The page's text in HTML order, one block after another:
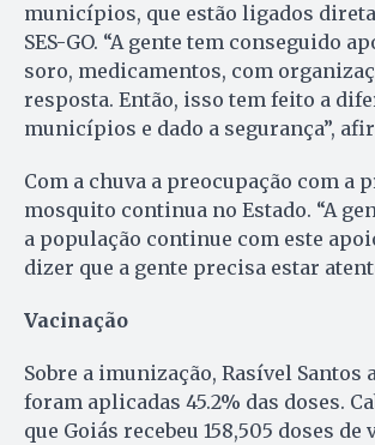
municípios, que estão ligados
SES-GO. “A gente tem conseguido
soro, medicamentos, com
resposta. Então, isso tem feito a
municípios e dado a segurança”,
Com a chuva a preocupação com a
mosquito continua no Estado. “A
a população continue com este
dizer que a gente precisa estar
Vacinação
Sobre a imunização, Rasível Santos
foram aplicadas 45.2% das doses.
que Goiás recebeu 158,505 doses de